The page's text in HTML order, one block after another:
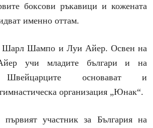
боксови ръкавици и кожената
именно оттам.
Шарл Шампо и Луи Айер. Освен на
учи младите българи и на
Швейцарците основават и
организация „Юнак“.
участник за България на